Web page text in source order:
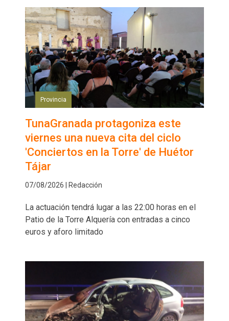
Provincia
TunaGranada protagoniza este
viernes una nueva cita del ciclo
'Conciertos en la Torre' de Huétor
Tájar
07/08/2026 | Redacción
La actuación tendrá lugar a las 22:00 horas en el
Patio de la Torre Alquería con entradas a cinco
euros y aforo limitado